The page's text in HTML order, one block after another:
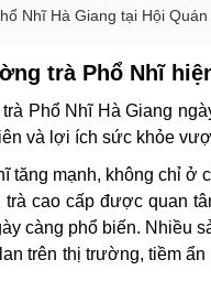
Nhĩ Hà Giang tại Hội
trà Phổ Nhĩ
trà Phổ Nhĩ Hà Giang
và lợi ích sức khỏe
tăng mạnh, không chỉ
cao cấp được quan
càng phổ biến. Nhiều
trên thị trường, tiềm